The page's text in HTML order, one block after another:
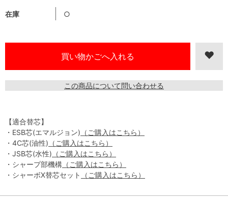
在庫 ○
この商品について問い合わせる
【適合替芯】
・ESB芯(エマルジョン) （ご購入はこちら）
・4C芯(油性) （ご購入はこちら）
・JSB芯(水性) （ご購入はこちら）
・シャープ部機構 （ご購入はこちら）
・シャーボX替芯セット
（ご購入はこちら）